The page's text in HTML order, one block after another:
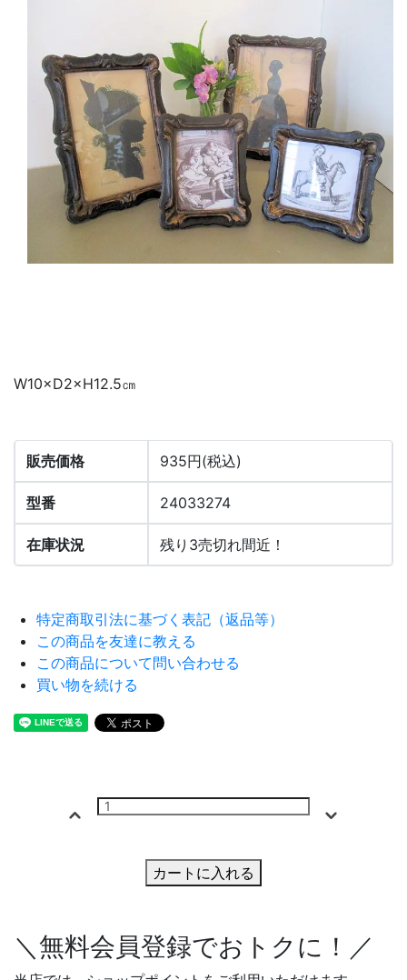
W10×D2×H12.5㎝
販売価格 935円(税込)
型番 24033274
在庫状況 残り3売切れ間近！
特定商取引法に基づく表記（返品等）
この商品を友達に教える
この商品について問い合わせる
買い物を続ける
カートに入れる
＼無料会員登録でおトクに！／